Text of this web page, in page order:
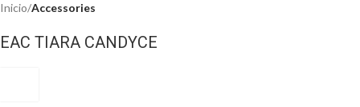
Inicio Accessories
EAC TIARA CANDYCE